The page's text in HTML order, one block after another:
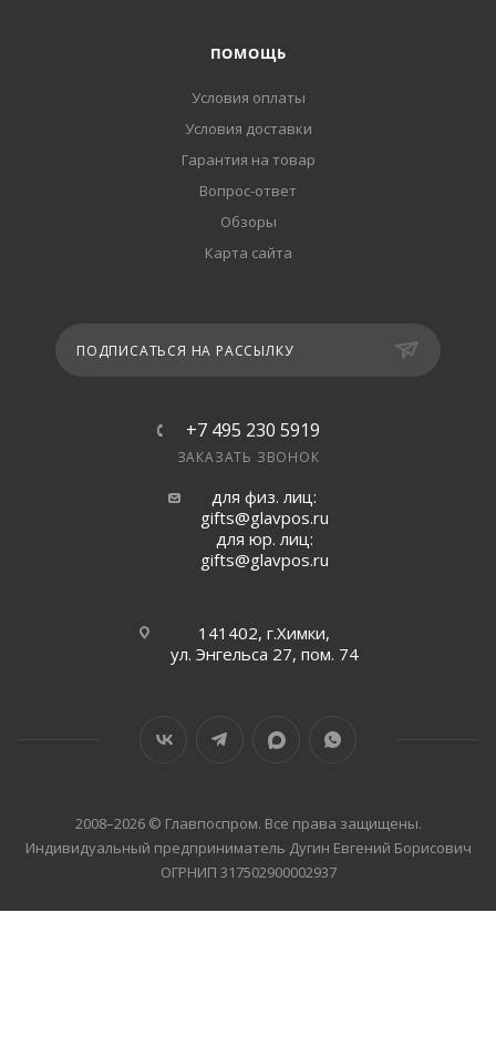
ПОМОЩЬ
Условия оплаты
Условия доставки
Гарантия на товар
Вопрос-ответ
Обзоры
Карта сайта
ПОДПИСАТЬСЯ НА РАССЫЛКУ
+7 495 230 5919
ЗАКАЗАТЬ ЗВОНОК
для физ. лиц:
gifts@glavpos.ru
для юр. лиц:
gifts@glavpos.ru
141402, г.Химки,
ул. Энгельса 27, пом. 74
2008–2026 © Главпоспром. Все права защищены.
Индивидуальный предприниматель Дугин Евгений Борисович
ОГРНИП 317502900002937